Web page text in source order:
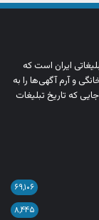
ایران است که
و آرم‌ آگهی‌ها را به‌
که تاریخ تبلیغات
۶۹,۱۰۶
۸,۴۴۵